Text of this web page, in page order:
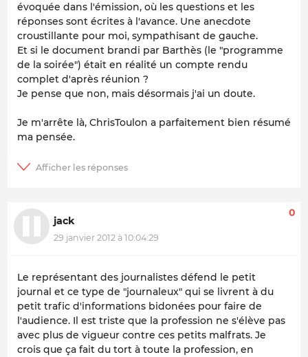
évoquée dans l'émission, où les questions et les
réponses sont écrites à l'avance. Une anecdote
croustillante pour moi, sympathisant de gauche.
Et si le document brandi par Barthès (le "programme
de la soirée") était en réalité un compte rendu
complet d'après réunion ?
Je pense que non, mais désormais j'ai un doute.
Je m'arrête là, ChrisToulon a parfaitement bien résumé
ma pensée.
jack
29 janvier 2012 à 10:04:29
0
Le représentant des journalistes défend le petit
journal et ce type de "journaleux" qui se livrent à du
petit trafic d'informations bidonées pour faire de
l'audience. Il est triste que la profession ne s'élève pas
avec plus de vigueur contre ces petits malfrats. Je
crois que ça fait du tort à toute la profession, en